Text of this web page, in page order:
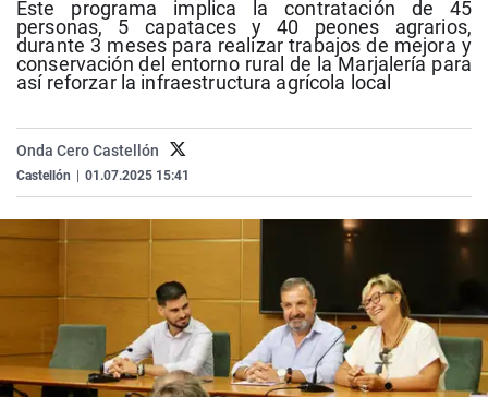
La rosa de los vientos
Gente viajera
Como el perro y el
Caso
Retornados
Equipo de
Operación Viuda
Extremadura
Galicia
La Rioja
Navarra
Virales
Televisión
Elecciones
Este programa implica la contratación de 45
personas, 5 capataces y 40 peones agrarios,
durante 3 meses para realizar trabajos de mejora y
conservación del entorno rural de la Marjalería para
así reforzar la infraestructura agrícola local
Onda Cero Castellón
Castellón 01.07.2025 15:41